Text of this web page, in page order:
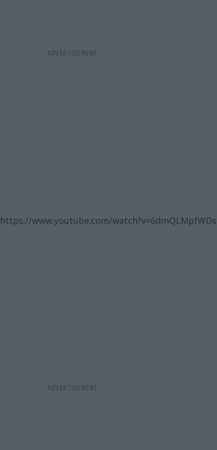
https://www.youtube.com/watch?v=6dmQLMpfWDs